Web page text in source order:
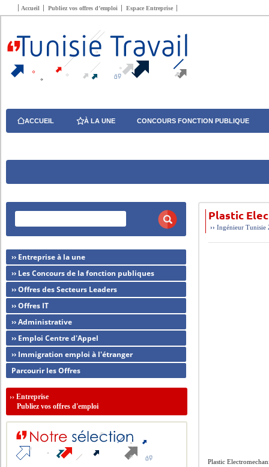
Accueil Publiez vos offres d’emploi Espace Entreprise
ACCUEIL À LA UNE CONCOURS FONCTION PUBLIQUE
Plastic
››Ingénieur Tunisie
Plastic
›› Entreprise à la une
›› Les Concours de la fonction publiques
›› Offres des Secteurs Leaders
›› Offres IT
›› Administrative
›› Emploi Centre d'Appel
›› Immigration emploi à l'étranger
Parcourir les Offres
››Entreprise
Publiez vos offres d'emploi